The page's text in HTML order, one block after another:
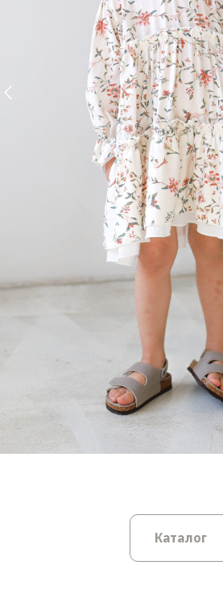
Каталог